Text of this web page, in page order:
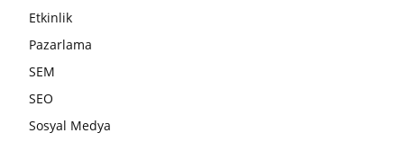
Etkinlik
Pazarlama
SEM
SEO
Sosyal Medya